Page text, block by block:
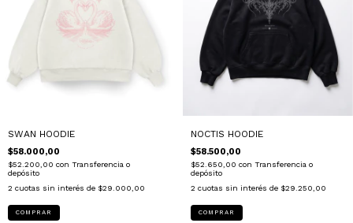
SWAN HOODIE
$58.000,00
$52.200,00 con Transferencia o
depósito
2 cuotas sin interés de $29.000,00
COMPRAR
NOCTIS HOODIE
$58.500,00
$52.650,00 con Transferencia o
depósito
2 cuotas sin interés de $29.250,00
COMPRAR